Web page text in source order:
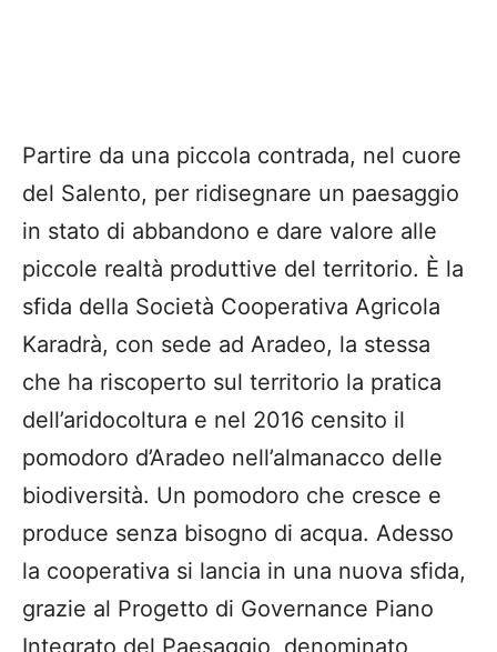
Partire da una piccola contrada, nel cuore
del Salento, per ridisegnare un paesaggio
in stato di abbandono e dare valore alle
piccole realtà produttive del territorio. È la
sfida della Società Cooperativa Agricola
Karadrà, con sede ad Aradeo, la stessa
che ha riscoperto sul territorio la pratica
dell’aridocoltura e nel 2016 censito il
pomodoro d’Aradeo nell’almanacco delle
biodiversità. Un pomodoro che cresce e
produce senza bisogno di acqua. Adesso
la cooperativa si lancia in una nuova sfida,
grazie al Progetto di Governance Piano
Integrato del Paesaggio, denominato